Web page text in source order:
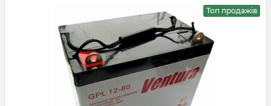
Топ продажів